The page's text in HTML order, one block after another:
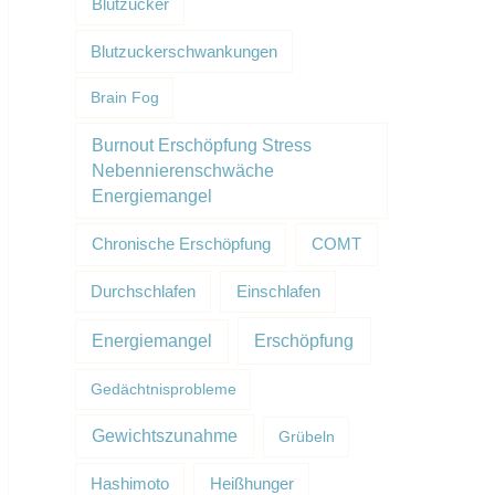
Blutzucker
Blutzuckerschwankungen
Brain Fog
Burnout Erschöpfung Stress
Nebennierenschwäche
Energiemangel
Chronische Erschöpfung COMT
Durchschlafen Einschlafen
Energiemangel Erschöpfung
Gedächtnisprobleme
Gewichtszunahme Grübeln
Hashimoto Heißhunger